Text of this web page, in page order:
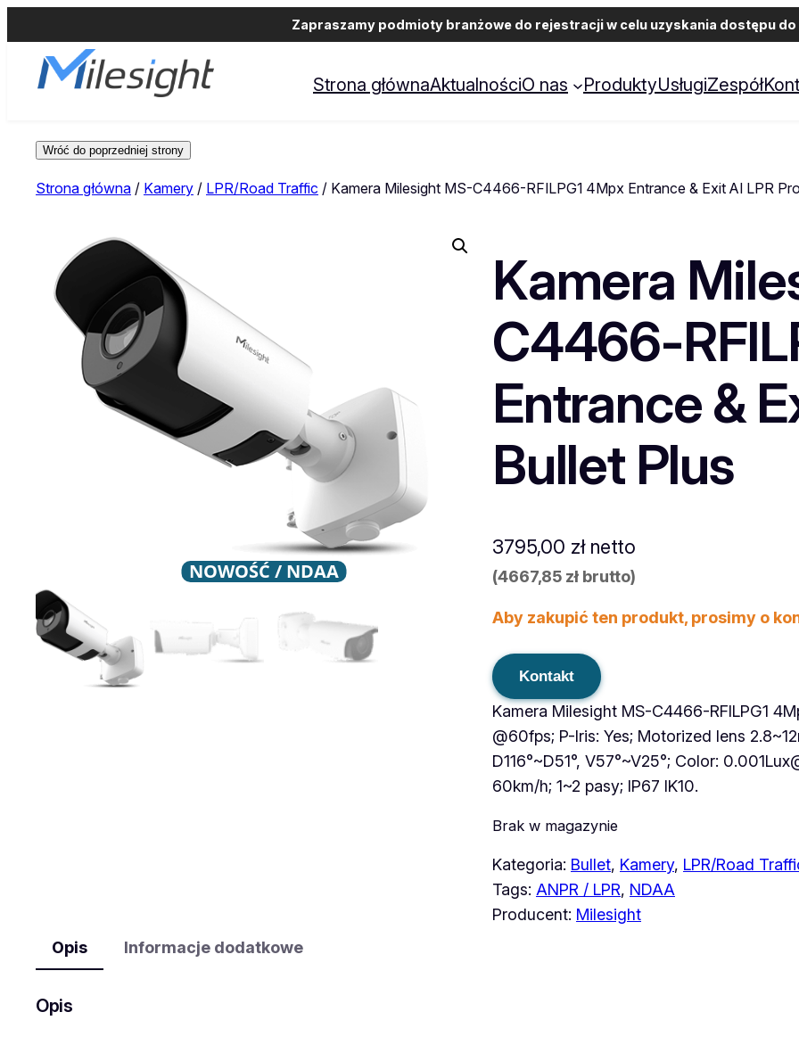
Zapraszamy podmioty branżowe do rejestracji w celu uzyskania dostępu
Strona głównaAktualnościO nas ProduktyUsługiZespół
Strona główna / Kamery / LPR/Road Traffic / Kamera Milesight MS-C4466-RFILPG1 4Mpx Entrance & Exit AI LPR
NOWOŚĆ / NDAA
Kamera
C4466-
Entrance &
Bullet Plus
3795,00 złnetto
(4667,85 zł brutto)
Aby zakupić ten produkt, prosimy o
Kontakt
Kamera Milesight MS-C4466-RFILPG1
@60fps; P-Iris: Yes; Motorized lens
D116°~D51°, V57°~V25°; Color:
60km/h; 1~2 pasy; IP67 IK10.
Brak w magazynie
Kategoria: Bullet, Kamery, LPR/Road
Tags: ANPR / LPR, NDAA
Producent: Milesight
Opis
Informacje dodatkowe
Opis